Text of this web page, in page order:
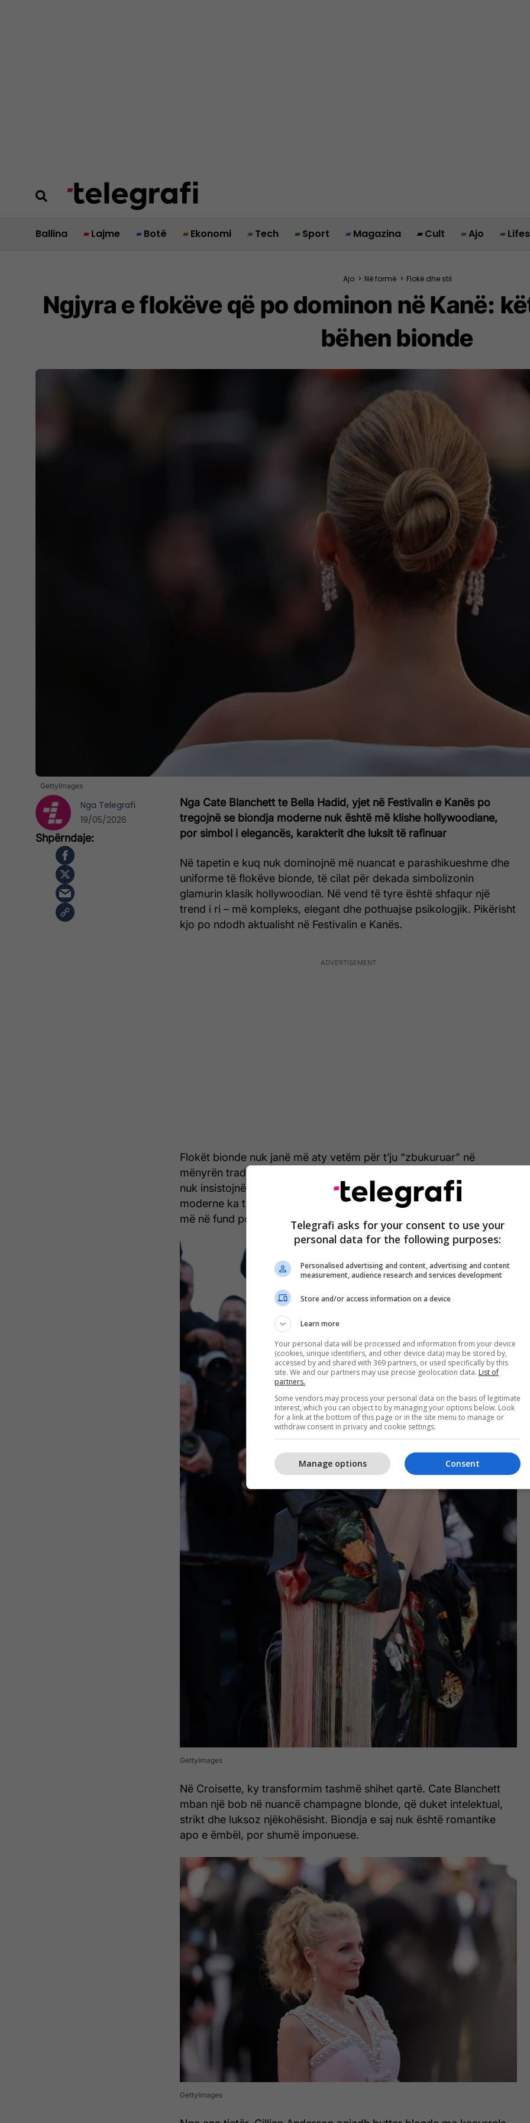
Ballina Lajme Botë Ekonomi Tech Sport Magazina Cult Ajo
Ajo > Në formë > Flokë dhe stil
Ngjyra e flokëve që po dominon në Kanë:
bëhen bionde
GettyImages
Nga Cate Blanchett te Bella Hadid, yjet në Festivalin e Kanës po
tregojnë se biondja moderne nuk është më klishe hollywoodiane,
por simbol i elegancës, karakterit dhe luksit të rafinuar
Në tapetin e kuq nuk dominojnë më nuancat e parashikueshme dhe
uniforme të flokëve bionde, të cilat për dekada simbolizonin
glamurin klasik hollywoodian. Në vend të tyre është shfaqur një
trend i ri – më kompleks, elegant dhe pothuajse psikologjik. Pikërisht
kjo po ndodh aktualisht në Festivalin e Kanës.
Flokët bionde nuk janë më aty vetëm për t’ju “zbukuruar” në
mënyrën tradicionale. Ato nuk përpiqen të zbusin tiparet e fytyrës,
nuk insistojnë te joshja dhe nuk luajnë me stereotipet klasike. Biondja
moderne ka thellësi dhe karakter. Ndryshimi më i madh është se ajo
më në fund po del nga korniza e feminitetit njëdimensional.
GettyImages
Në Croisette, ky transformim tashmë shihet qartë. Cate Blanchett
mban një bob në nuancë champagne blonde, që duket intelektual,
strikt dhe luksoz njëkohësisht. Biondja e saj nuk është romantike
apo e ëmbël, por shumë imponuese.
GettyImages
Nga Telegrafi
19/05/2026
Telegrafi asks for your consent to use your
personal data for the following purposes:
Personalised advertising and content, advertising and content
measurement, audience research and services development
Store and/or access information on a device
Learn more
Your personal data will be processed and information from your device
(cookies, unique identifiers, and other device data) may be stored by,
accessed by and shared with 369 partners, or used specifically by this
site. We and our partners may use precise geolocation data. List of
partners.
Some vendors may process your personal data on the basis of legitimate
interest, which you can object to by managing your options below. Look
for a link at the bottom of this page or in the site menu to manage or
withdraw consent in privacy and cookie settings.
Consent
Manage options